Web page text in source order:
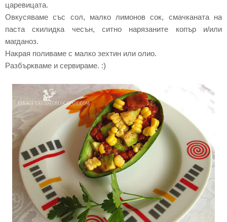
царевицата.
Овкусяваме със сол, малко лимонов сок, смачканата на
паста скилидка чесън, ситно нарязаните копър и/или
магданоз.
Накрая поливаме с малко зехтин или олио.
Разбъркваме и сервираме. :)